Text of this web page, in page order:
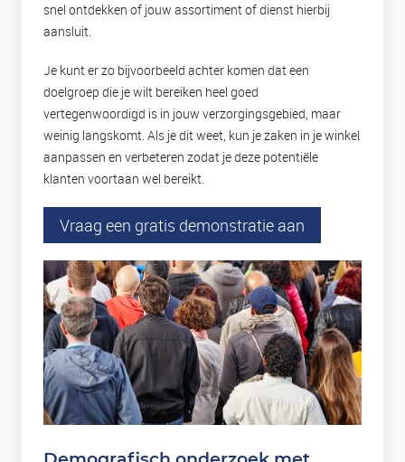
snel ontdekken of jouw assortiment of dienst hierbij
aansluit.
Je kunt er zo bijvoorbeeld achter komen dat een
doelgroep die je wilt bereiken heel goed
vertegenwoordigd is in jouw verzorgingsgebied, maar
weinig langskomt. Als je dit weet, kun je zaken in je winkel
aanpassen en verbeteren zodat je deze potentiële
klanten voortaan wel bereikt.
Vraag een gratis demonstratie aan